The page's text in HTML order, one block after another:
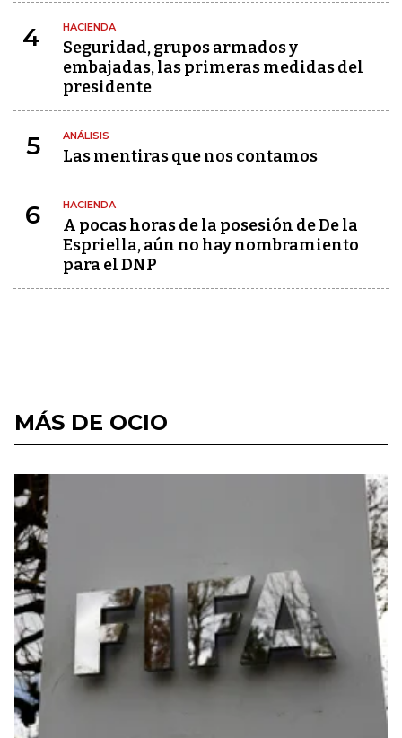
4 HACIENDA
Seguridad, grupos armados y
embajadas, las primeras medidas del
presidente
5 ANÁLISIS
Las mentiras que nos contamos
6 HACIENDA
A pocas horas de la posesión de De la
Espriella, aún no hay nombramiento
para el DNP
MÁS DE OCIO